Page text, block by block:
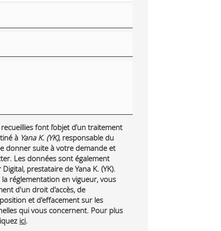
font l’objet d’un traitement
à Yana K. (YK), responsable du
donner suite à votre demande et
Les données sont également
prestataire de Yana K. (YK).
réglementation en vigueur, vous
d'un droit d'accès, de
et d'effacement sur les
qui vous concernent. Pour plus
ici.